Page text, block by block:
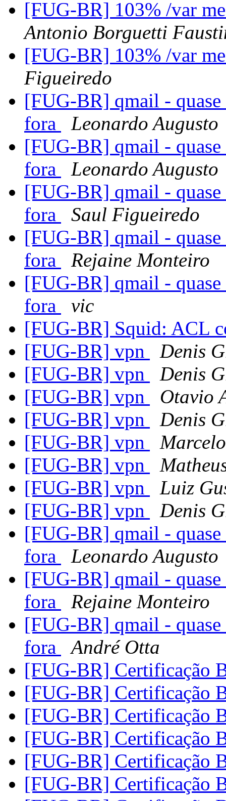
[FUG-BR] 103% /var
Antonio Borguetti
[FUG-BR] 103% /var
Figueiredo
[FUG-BR] qmail -
fora
Leonardo Augusto
[FUG-BR] qmail -
fora
Leonardo Augusto
[FUG-BR] qmail -
fora
Saul Figueiredo
[FUG-BR] qmail -
fora
Rejaine Monteiro
[FUG-BR] qmail -
fora
vic
[FUG-BR] Squid: ACL
[FUG-BR] vpn
Denis
[FUG-BR] vpn
Denis
[FUG-BR] vpn
Otavio
[FUG-BR] vpn
Denis
[FUG-BR] vpn
[FUG-BR] vpn
[FUG-BR] vpn
Luiz
[FUG-BR] vpn
Denis
[FUG-BR] qmail -
fora
Leonardo Augusto
[FUG-BR] qmail -
fora
Rejaine Monteiro
[FUG-BR] qmail -
fora
André Otta
[FUG-BR] Certificação
[FUG-BR] Certificação
[FUG-BR] Certificação
[FUG-BR] Certificação
[FUG-BR] Certificação
[FUG-BR] Certificação